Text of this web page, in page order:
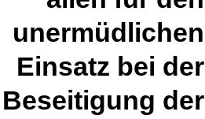
unermüdlichen
Einsatz bei der
Beseitigung der